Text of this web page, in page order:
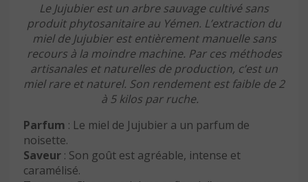
Le Jujubier est un arbre sauvage cultivé sans
produit phytosanitaire au Yémen. L’extraction du
miel de Jujubier est entièrement manuelle sans
recours à la moindre machine. Par ces méthodes
artisanales et naturelles de production, c’est un
miel rare et naturel. Son rendement est faible de 2
à 5 kilos par ruche.
Parfum : Le miel de Jujubier a un parfum de
noisette.
Saveur : Son goût est agréable, intense et
caramélisé.